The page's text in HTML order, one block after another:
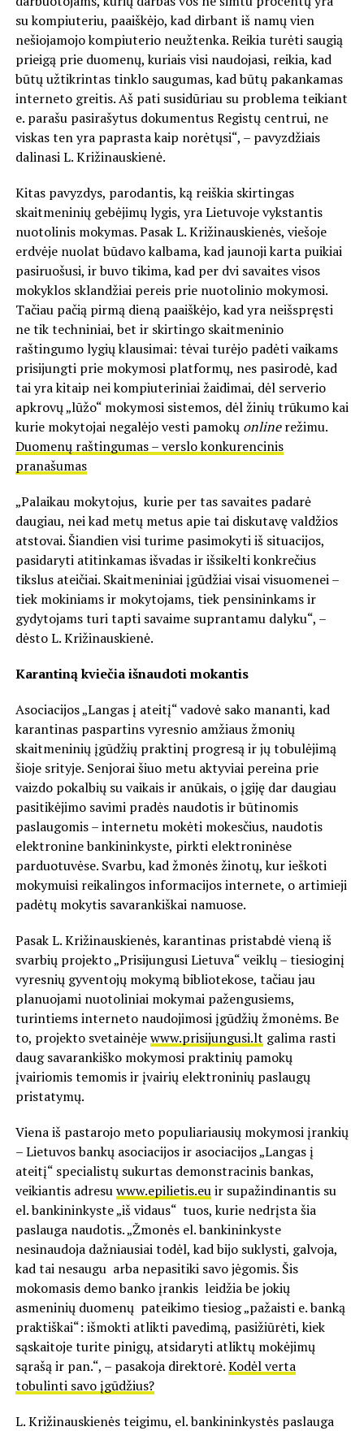
su kompiuteriu, paaiškėjo, kad dirbant iš namų vien
nešiojamojo kompiuterio neužtenka. Reikia turėti saugią
prieigą prie duomenų, kuriais visi naudojasi, reikia, kad
būtų užtikrintas tinklo saugumas, kad būtų pakankamas
interneto greitis. Aš pati susidūriau su problema teikiant
e. parašu pasirašytus dokumentus Registų centrui, ne
viskas ten yra paprasta kaip norėtųsi“, – pavyzdžiais
dalinasi L. Križinauskienė.
Kitas pavyzdys, parodantis, ką reiškia skirtingas
skaitmeninių gebėjimų lygis, yra Lietuvoje vykstantis
nuotolinis mokymas. Pasak L. Križinauskienės, viešoje
erdvėje nuolat būdavo kalbama, kad jaunoji karta puikiai
pasiruošusi, ir buvo tikima, kad per dvi savaites visos
mokyklos sklandžiai pereis prie nuotolinio mokymosi.
Tačiau pačią pirmą dieną paaiškėjo, kad yra neišspręsti
ne tik techniniai, bet ir skirtingo skaitmeninio
raštingumo lygių klausimai: tėvai turėjo padėti vaikams
prisijungti prie mokymosi platformų, nes pasirodė, kad
tai yra kitaip nei kompiuteriniai žaidimai, dėl serverio
apkrovų „lūžo“ mokymosi sistemos, dėl žinių trūkumo kai
kurie mokytojai negalėjo vesti pamokų onlinerežimu.
Duomenų raštingumas – verslo konkurencinis
pranašumas
„Palaikau mokytojus, kurie per tas savaites padarė
daugiau, nei kad metų metus apie tai diskutavę valdžios
atstovai. Šiandien visi turime pasimokyti iš situacijos,
pasidaryti atitinkamas išvadas ir išsikelti konkrečius
tikslus ateičiai. Skaitmeniniai įgūdžiai visai visuomenei –
tiek mokiniams ir mokytojams, tiek pensininkams ir
gydytojams turi tapti savaime suprantamu dalyku“, –
dėsto L. Križinauskienė.
Karantiną kviečia išnaudoti mokantis
Asociacijos „Langas į ateitį“ vadovė sako mananti, kad
karantinas paspartins vyresnio amžiaus žmonių
skaitmeninių įgūdžių praktinį progresą ir jų tobulėjimą
šioje srityje. Senjorai šiuo metu aktyviai pereina prie
vaizdo pokalbių su vaikais ir anūkais, o įgiję dar daugiau
pasitikėjimo savimi pradės naudotis ir būtinomis
paslaugomis – internetu mokėti mokesčius, naudotis
elektronine bankininkyste, pirkti elektroninėse
parduotuvėse. Svarbu, kad žmonės žinotų, kur ieškoti
mokymuisi reikalingos informacijos internete, o artimieji
padėtų mokytis savarankiškai namuose.
Pasak L. Križinauskienės, karantinas pristabdė vieną iš
svarbių projekto „Prisijungusi Lietuva“ veiklų – tiesioginį
vyresnių gyventojų mokymą bibliotekose, tačiau jau
planuojami nuotoliniai mokymai pažengusiems,
turintiems interneto naudojimosi įgūdžių žmonėms. Be
to, projekto svetainėjewww.prisijungusi.lt galima rasti
daug savarankiško mokymosi praktinių pamokų
įvairiomis temomis ir įvairių elektroninių paslaugų
pristatymų.
Viena iš pastarojo meto populiariausių mokymosi įrankių
– Lietuvos bankų asociacijos ir asociacijos „Langas į
ateitį“ specialistų sukurtas demonstracinis bankas,
veikiantis adresuwww.epilietis.euir supažindinantis su
el. bankininkyste „iš vidaus“ tuos, kurie nedrįsta šia
paslauga naudotis. „Žmonės el. bankininkyste
nesinaudoja dažniausiai todėl, kad bijo suklysti, galvoja,
kad tai nesaugu arba nepasitiki savo jėgomis. Šis
mokomasis demo banko įrankis leidžia be jokių
asmeninių duomenų pateikimo tiesiog „pažaisti e. banką
praktiškai“: išmokti atlikti pavedimą, pasižiūrėti, kiek
sąskaitoje turite pinigų, atsidaryti atliktų mokėjimų
sąrašą ir pan.“, – pasakoja direktorė.Kodėl verta
tobulinti savo įgūdžius?
L. Križinauskienės teigimu, el. bankininkystės paslauga